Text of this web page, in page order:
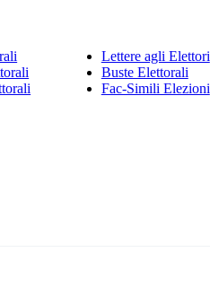
Lettere agli Elettori
Buste Elettorali
Fac-Simili Elezioni